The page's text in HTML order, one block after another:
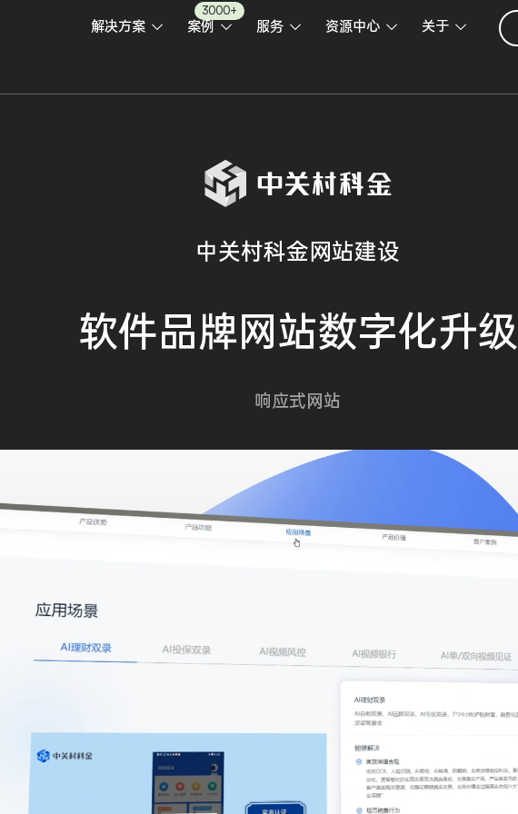
解决方案 案例
3000+
服务 资源中心 关于
中关村科金网站建设
软件品牌网站数字化升级
响应式网站